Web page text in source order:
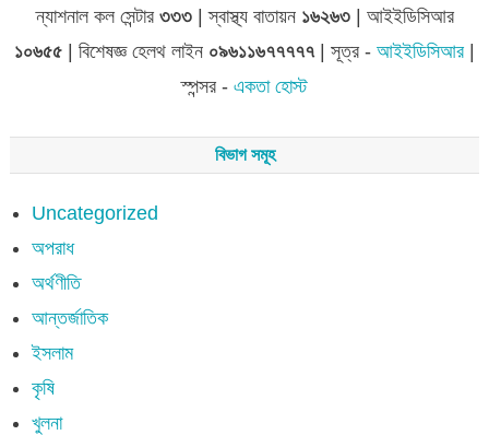
ন্যাশনাল কল সেন্টার ৩৩৩| স্বাস্থ্য বাতায়ন ১৬২৬৩| আইইডিসিআর
১০৬৫৫ | বিশেষজ্ঞ হেলথ লাইন ০৯৬১১৬৭৭৭৭৭| সূত্র - আইইডিসিআর|
স্পন্সর - একতা হোস্ট
বিভাগ সমূহ
Uncategorized
অপরাধ
অর্থণীতি
আন্তর্জাতিক
ইসলাম
কৃষি
খুলনা